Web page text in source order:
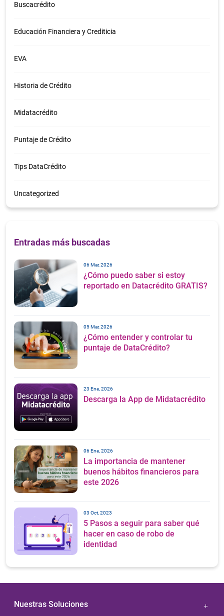
Buscacrédito
Educación Financiera y Crediticia
EVA
Historia de Crédito
Midatacrédito
Puntaje de Crédito
Tips DataCrédito
Uncategorized
Entradas más buscadas
06 Mar, 2026
¿Cómo puedo saber si estoy
reportado en Datacrédito GRATIS?
05 Mar, 2026
¿Cómo entender y controlar tu
puntaje de DataCrédito?
23 Ene, 2026
Descarga la App de Midatacrédito
06 Ene, 2026
La importancia de mantener
buenos hábitos financieros para
este 2026
03 Oct, 2023
5 Pasos a seguir para saber qué
hacer en caso de robo de
identidad
Nuestras Soluciones